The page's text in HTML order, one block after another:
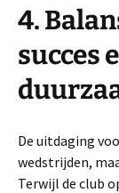
4.
succes
De uitdaging
wedstrijden,
Terwijl de club